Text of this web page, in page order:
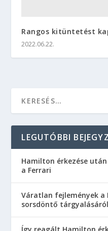
Rangos kitüntetést
2022.06.22.
LEGUTÓBBI
Hamilton érkezése
a Ferrari
Váratlan fejlemények a
sorsdöntő tárgyalásáról